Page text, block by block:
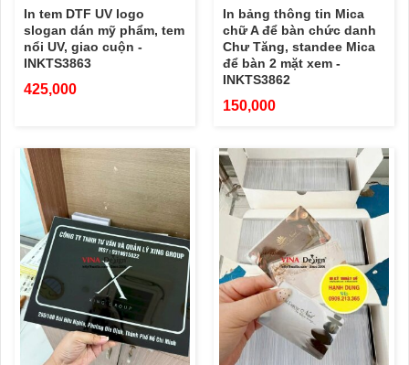
In tem DTF UV logo
slogan dán mỹ phẩm, tem
nổi UV, giao cuộn -
INKTS3863
425,000
In bảng thông tin Mica
chữ A để bàn chức danh
Chư Tăng, standee Mica
để bàn 2 mặt xem -
INKTS3862
150,000